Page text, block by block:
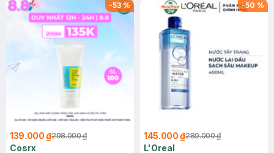
-53%
139.000 ₫298.000 ₫
Cosrx
-50 %
145.000 ₫289.000 ₫
L'Oreal